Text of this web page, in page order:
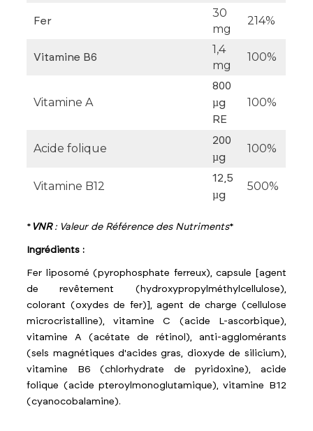
Fer
30
mg
214%
Vitamine B6
1,4
mg
100%
Vitamine A
800
µg
RE
100%
Acide folique
200
µg
100%
Vitamine B12
12,5
µg
500%
* VNR: Valeur de Référence des Nutriments*
Ingrédients :
Fer liposomé (pyrophosphate ferreux), capsule [agent
de revêtement (hydroxypropylméthylcellulose),
colorant (oxydes de fer)], agent de charge (cellulose
microcristalline), vitamine C (acide L-ascorbique),
vitamine A (acétate de rétinol), anti-agglomérants
(sels magnétiques d'acides gras, dioxyde de silicium),
vitamine B6 (chlorhydrate de pyridoxine), acide
folique (acide pteroylmonoglutamique), vitamine B12
(cyanocobalamine).